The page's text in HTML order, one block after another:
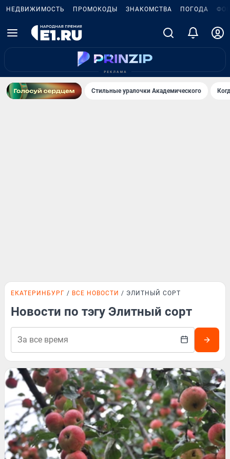
НЕДВИЖИМОСТЬ ПРОМОКОДЫ ЗНАКОМСТВА ПОГОДА
Стильные уралочки Академического
ЕКАТЕРИНБУРГ ВСЕ НОВОСТИ ЭЛИТНЫЙ СОРТ
Новости по тэгу Элитный сорт